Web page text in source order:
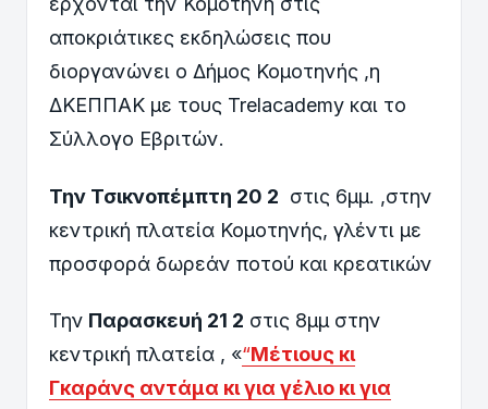
αποκριάτικες εκδηλώσεις που
διοργανώνει ο Δήμος Κομοτηνής ,η
ΔΚΕΠΠΑΚ με τους Trelacademy και το
Σύλλογο Εβριτών.
Την Τσικνοπέμπτη 20 2 στις 6μμ. ,στην
κεντρική πλατεία Κομοτηνής, γλέντι με
προσφορά δωρεάν ποτού και κρεατικών
Την Παρασκευή 21 2 στις 8μμ στην
κεντρική πλατεία , «“Μέτιους κι
Γκαράνς αντάμα κι για γέλιο κι για